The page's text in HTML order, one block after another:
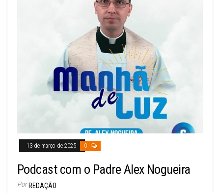
13 de março de 2025 0
Podcast com o Padre Alex Nogueira
Por REDAÇÃO